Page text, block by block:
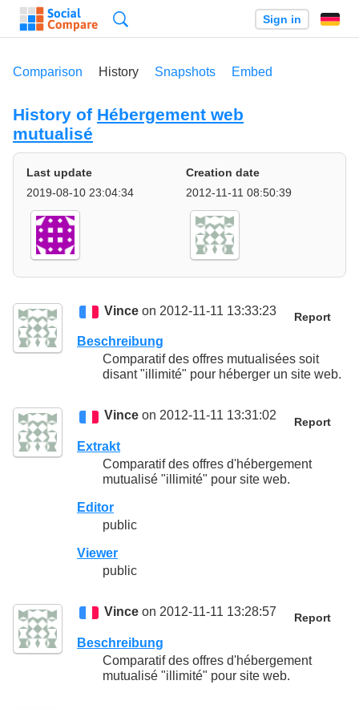
Sign in
Comparison History Snapshots Embed
History of Hébergement web
mutualisé
Last update
2019-08-10 23:04:34
Creation date
2012-11-11 08:50:39
Vince on 2012-11-11 13:33:23 Report
Beschreibung
Comparatif des offres mutualisées soit
disant "illimité" pour héberger un site web.
Vince on 2012-11-11 13:31:02 Report
Extrakt
Comparatif des offres d'hébergement
mutualisé "illimité" pour site web.
Editor
public
Viewer
public
Vince on 2012-11-11 13:28:57 Report
Beschreibung
Comparatif des offres d'hébergement
mutualisé "illimité" pour site web.